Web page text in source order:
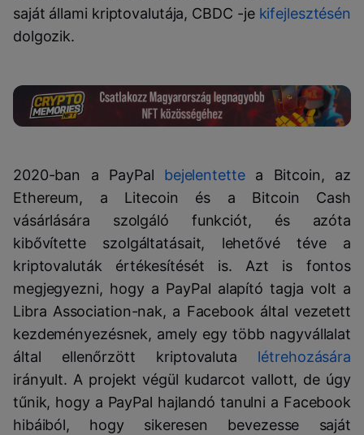
saját állami kriptovalutája, CBDC -je kifejlesztésén
dolgozik.
2020-ban a PayPal bejelentettea Bitcoin, az
Ethereum, a Litecoin és a Bitcoin Cash
vásárlására szolgáló funkciót, és azóta
kibővítette szolgáltatásait, lehetővé téve a
kriptovaluták értékesítését is. Azt is fontos
megjegyezni, hogy a PayPal alapító tagja volt a
Libra Association-nak, a Facebook által vezetett
kezdeményezésnek, amely egy több nagyvállalat
által ellenőrzött kriptovaluta létrehozására
irányult. A projekt végül kudarcot vallott, de úgy
tűnik, hogy a PayPal hajlandó tanulni a Facebook
hibáiból, hogy sikeresen bevezesse saját